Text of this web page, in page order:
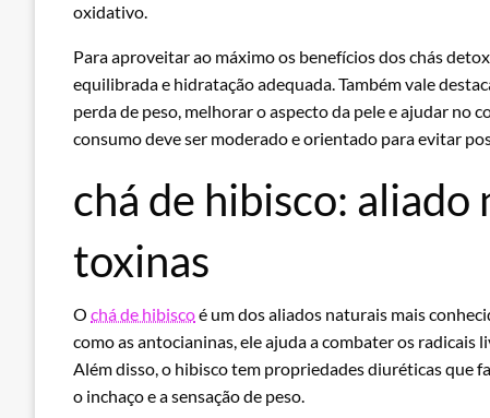
oxidativo.
Para aproveitar ao máximo os benefícios dos chás
equilibrada e hidratação adequada. Também vale
perda de peso, melhorar o aspecto da pele e ajudar no
consumo deve ser moderado e orientado para evitar
chá de hibisco:
toxinas
O chá de hibiscoé um dos aliados naturais mais
como as antocianinas, ele ajuda a combater os radicais
Além disso, o hibisco tem propriedades diuréticas que
o inchaço e a sensação de peso.